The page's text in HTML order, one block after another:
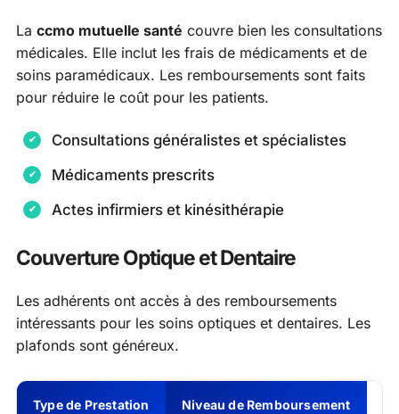
La ccmo mutuelle santé couvre bien les consultations
médicales. Elle inclut les frais de médicaments et de
soins paramédicaux. Les remboursements sont faits
pour réduire le coût pour les patients.
Consultations généralistes et spécialistes
Médicaments prescrits
Actes infirmiers et kinésithérapie
Couverture Optique et Dentaire
Les adhérents ont accès à des remboursements
intéressants pour les soins optiques et dentaires. Les
plafonds sont généreux.
Type de Prestation Niveau de Remboursement